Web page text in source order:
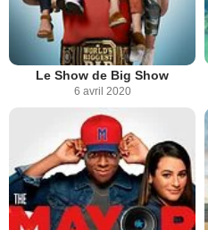
Le Show de Big Show
6 avril 2020